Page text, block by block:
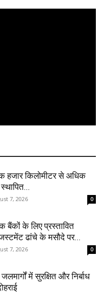
हजार किलोमीटर से अधिक
7, 2026 0
बैंकों के लिए प्रस्तावित
ढांचे के मसौदे पर...
7, 2026 0
में सुरक्षित और निर्बाध